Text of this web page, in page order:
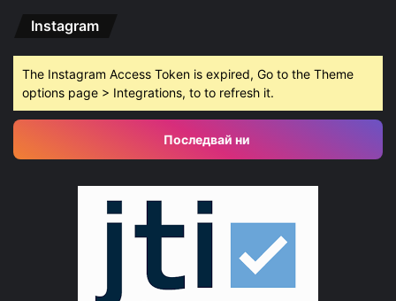
Instagram
The Instagram Access Token is expired, Go to the Theme
options page > Integrations, to to refresh it.
Последвай ни